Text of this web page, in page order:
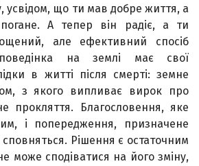
усвідом, що ти мав добре життя, а
А тепер він радіє, а ти
але ефективний спосіб
на землі має свої
в житті після смерті: земне
з якого випливає вирок про
прокляття. Благословення, яке
і попередження, призначене
Рішення є остаточним
може сподіватися на його зміну,